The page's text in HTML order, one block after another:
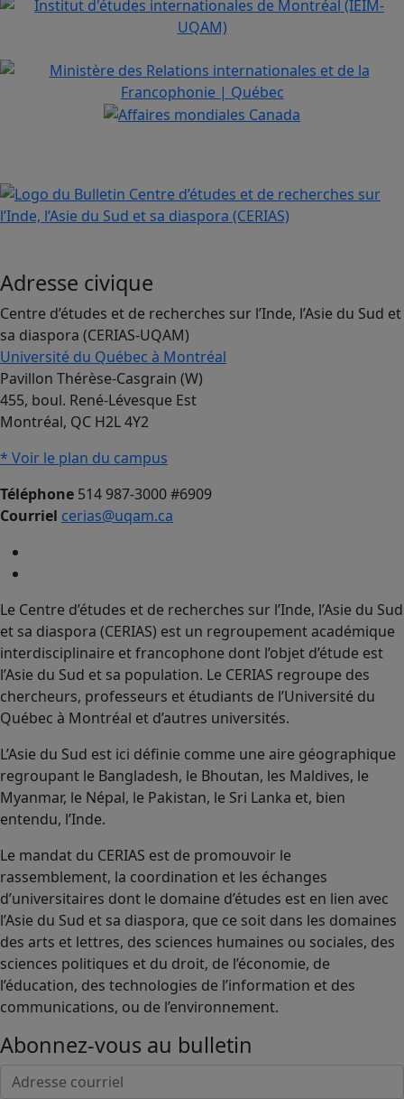
Adresse civique
Centre d’études et de recherches sur l’Inde, l’Asie du Sud et
sa diaspora (CERIAS-UQAM)
Université du Québec à Montréal
Pavillon Thérèse-Casgrain (W)
455, boul. René-Lévesque Est
Montréal, QC H2L 4Y2
* Voir le plan du campus
Téléphone 514 987-3000 #6909
Courriel cerias@uqam.ca
Le Centre d’études et de recherches sur l’Inde, l’Asie du Sud
et sa diaspora (CERIAS) est un regroupement académique
interdisciplinaire et francophone dont l’objet d’étude est
l’Asie du Sud et sa population. Le CERIAS regroupe des
chercheurs, professeurs et étudiants de l’Université du
Québec à Montréal et d’autres universités.
L’Asie du Sud est ici définie comme une aire géographique
regroupant le Bangladesh, le Bhoutan, les Maldives, le
Myanmar, le Népal, le Pakistan, le Sri Lanka et, bien
entendu, l’Inde.
Le mandat du CERIAS est de promouvoir le
rassemblement, la coordination et les échanges
d’universitaires dont le domaine d’études est en lien avec
l’Asie du Sud et sa diaspora, que ce soit dans les domaines
des arts et lettres, des sciences humaines ou sociales, des
sciences politiques et du droit, de l’économie, de
l’éducation, des technologies de l’information et des
communications, ou de l’environnement.
Abonnez-vous au bulletin